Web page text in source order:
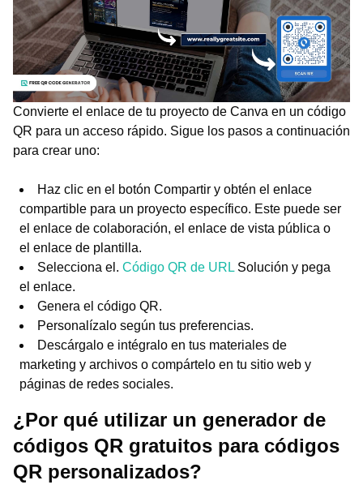
Convierte el enlace de tu proyecto de Canva en un código
QR para un acceso rápido. Sigue los pasos a continuación
para crear uno:
Haz clic en el botón Compartir y obtén el enlace
compartible para un proyecto específico. Este puede ser
el enlace de colaboración, el enlace de vista pública o
el enlace de plantilla.
Selecciona el. Código QR de URL Solución y pega
el enlace.
Genera el código QR.
Personalízalo según tus preferencias.
Descárgalo e intégralo en tus materiales de
marketing y archivos o compártelo en tu sitio web y
páginas de redes sociales.
¿Por qué utilizar un generador de
códigos QR gratuitos para códigos
QR personalizados?